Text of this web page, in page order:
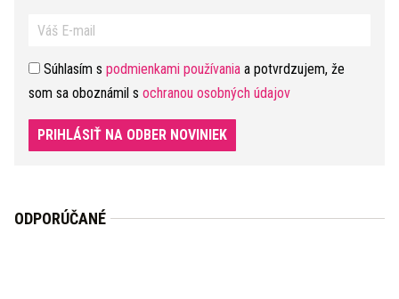
Súhlasím s podmienkami používania a potvrdzujem, že
som sa oboznámil s ochranou osobných údajov
PRIHLÁSIŤ NA ODBER NOVINIEK
ODPORÚČANÉ